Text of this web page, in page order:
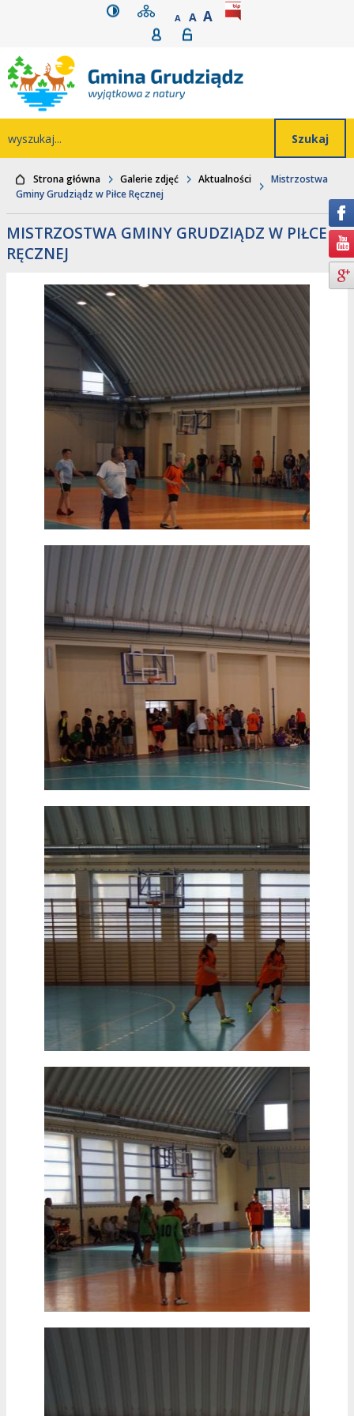
Przejdź do głównego
Przejdź do treści
Przejdź do
wyszukiwarki
Przejdź do mapywersja kontrastowa
mapa serwisu
A POMNIEJSZ CZCIONKĘ
A STANDARDOWY ROZMIAR
A POWIĘKSZ
rozmiar czcionki
Rejestracja
Strona główna Galerie zdjęć Aktualności
Mistrzostwa
Gminy Grudziądz w Piłce Ręcznej
MISTRZOSTWA GMINY GRUDZIĄDZ W PIŁCE
RĘCZNEJ